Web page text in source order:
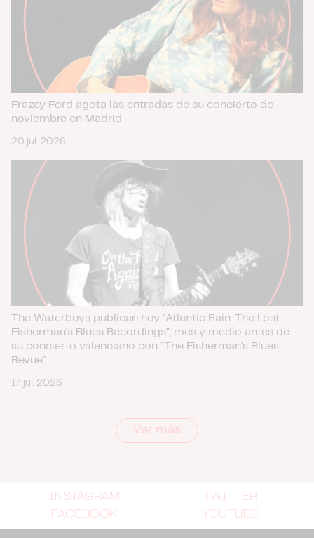
Frazey Ford agota las entradas de su concierto de
noviembre en Madrid
20 jul. 2026
The Waterboys publican hoy “Atlantic Rain: The Lost
Fisherman’s Blues Recordings”, mes y medio antes de
su concierto valenciano con “The Fisherman’s Blues
Revue”
17 jul. 2026
Ver más
INSTAGRAM
TWITTER
FACEBOOK
YOUTUBE